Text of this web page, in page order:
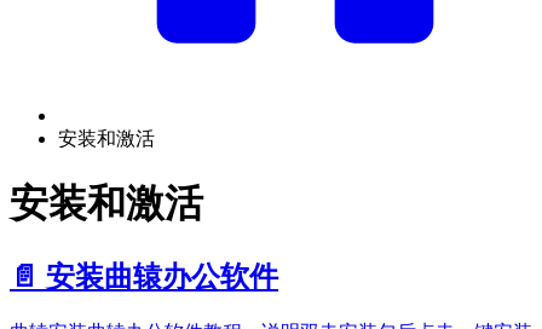
安装和激活
安装和激活
📄️ 安装曲辕办公软件